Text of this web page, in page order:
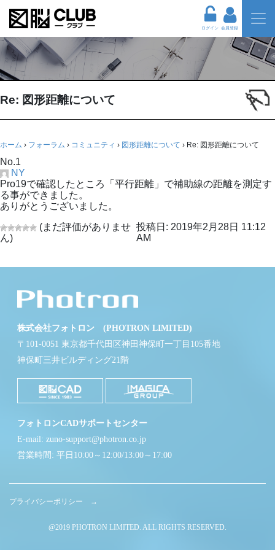
ログイン 会員登録
Re: 図形距離について
ホーム › フォーラム › コミュニティ › 図形距離について › Re: 図形距離について
No.1
NY
Pro19で確認したところ「平行距離」で補助線の距離を測定す
る事ができました。
ありがとうございました。
(まだ評価がありませ
ん)
投稿日: 2019年2月28日 11:12
AM
株式会社フォトロン (PHOTRON LIMITED)
〒101-0051 東京都千代田区神田神保町一丁目105番地
神保町三井ビルディング21階
フォトロンCADサポートセンター
E-mail: zuno-support@photron.co.jp
営業時間: 平日10:00～12:00/13:00～17:00
プライバシーポリシー →
@2019 PHOTRON LIMITED. ALL RIGHTS RESERVED.